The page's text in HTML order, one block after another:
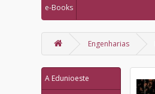
e-Books
Engenharias
A Edunioeste